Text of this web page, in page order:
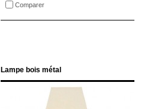
Comparer
Lampe bois métal